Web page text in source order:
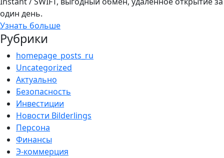
один день.
Узнать больше
Рубрики
homepage_posts_ru
Uncategorized
Актуально
Безопасность
Инвестиции
Новости Bilderlings
Персона
Финансы
Э-коммерция